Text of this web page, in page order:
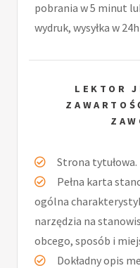
pobrania w 5 minut
wydruk, wysyłka w 24h
LEKTOR
Strona tytułowa.
Pełna karta
ogólna
narzędzia na
obcego, sposób i
Dokładny opis